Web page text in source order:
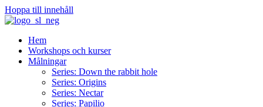
Hoppa till innehåll
Hem
Workshops och kurser
Målningar
Series: Down the rabbit hole
Series: Origins
Series: Nectar
Series: Papilio